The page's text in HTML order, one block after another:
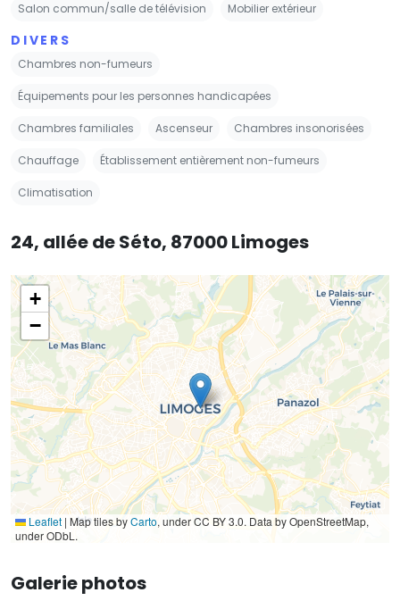
Salon commun/salle de télévision Mobilier extérieur
DIVERS
Chambres non-fumeurs
Équipements pour les personnes handicapées
Chambres familiales Ascenseur Chambres insonorisées
Chauffage Établissement entièrement non-fumeurs
Climatisation
24, allée de Séto, 87000 Limoges
+
−
Leaflet | Map tiles byCarto, under CC BY 3.0. Data by OpenStreetMap,
under ODbL.
Galerie photos